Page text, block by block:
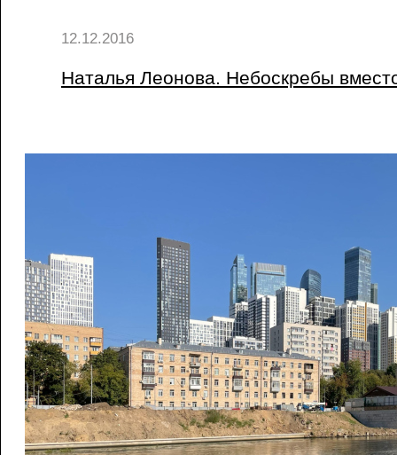
12.12.2016
Наталья Леонова. Небоскребы